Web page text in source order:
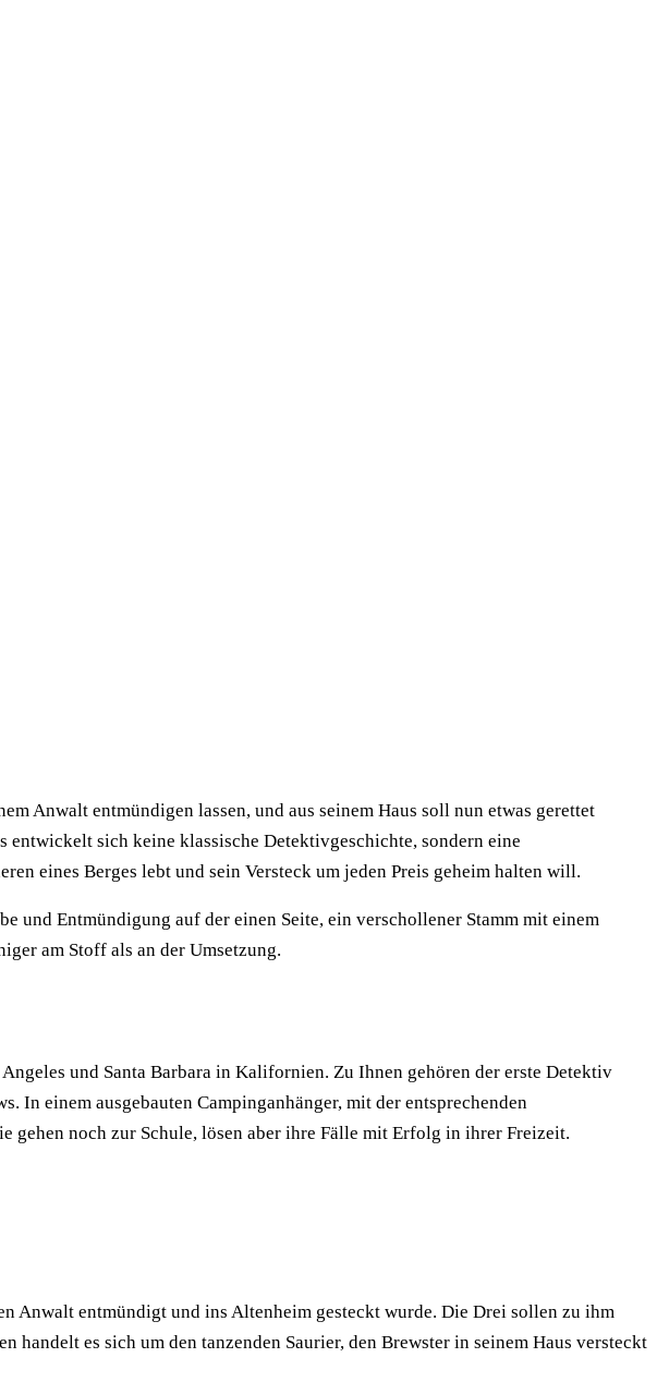
Anwalt entmündigen lassen, und aus seinem Haus soll nun etwas gerettet
entwickelt sich keine klassische Detektivgeschichte, sondern eine
eines Berges lebt und sein Versteck um jeden Preis geheim halten will.
und Entmündigung auf der einen Seite, ein verschollener Stamm mit einem
am Stoff als an der Umsetzung.
und Santa Barbara in Kalifornien. Zu Ihnen gehören der erste Detektiv
In einem ausgebauten Campinganhänger, mit der entsprechenden
gehen noch zur Schule, lösen aber ihre Fälle mit Erfolg in ihrer Freizeit.
Anwalt entmündigt und ins Altenheim gesteckt wurde. Die Drei sollen zu ihm
es sich um den tanzenden Saurier, den Brewster in seinem Haus versteckt